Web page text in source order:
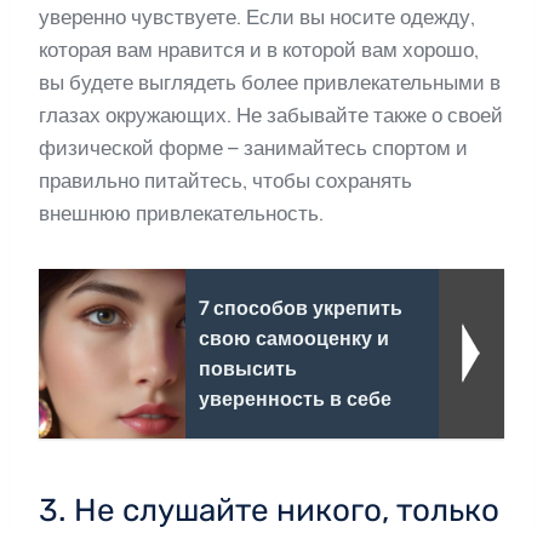
уверенно чувствуете. Если вы носите одежду,
которая вам нравится и в которой вам хорошо,
вы будете выглядеть более привлекательными в
глазах окружающих. Не забывайте также о своей
физической форме – занимайтесь спортом и
правильно питайтесь, чтобы сохранять
внешнюю привлекательность.
7 способов укрепить
свою самооценку и
повысить
уверенность в себе
3. Не слушайте никого, только